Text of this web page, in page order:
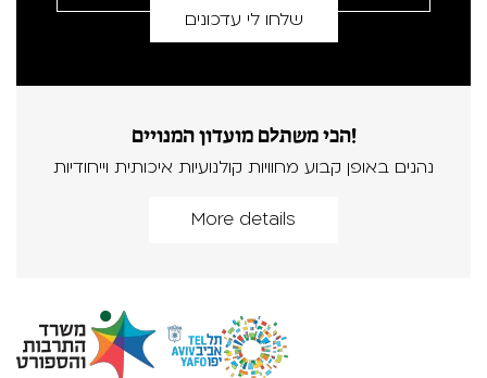
הכי משתלם מועדון המנויים!
נהנים באופן קבוע מחוויות קולנועיות איכותית וייחודיות
More details